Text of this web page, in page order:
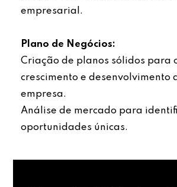
empresarial.
Plano de Negócios:
Criação de planos sólidos para
crescimento e desenvolvimento
empresa.
Análise de mercado para
oportunidades únicas.